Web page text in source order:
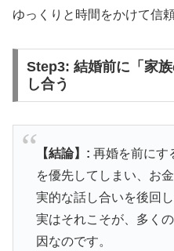
ゆっくりと時間をかけて信
Step3: 結婚前に「家
し合う
【結論】: 再婚を前にす
を優先してしまい、お
実的な話し合いを後回
実はそれこそが、多く
因なのです。